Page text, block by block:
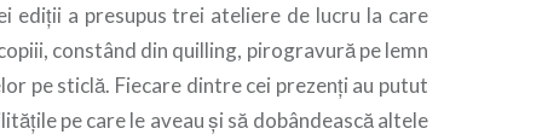
ediţii a presupus trei ateliere de lucru la care
constând din quilling, pirogravură pe lemn
pe sticlă. Fiecare dintre cei prezenţi au putut
pe care le aveau şi să dobândească altele